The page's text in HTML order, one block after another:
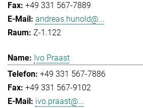
+49 331 567-7889
andreas.hunold@...
Z-1.122
Ivo Praast
+49 331 567-7886
+49 331 567-9102
ivo.praast@...